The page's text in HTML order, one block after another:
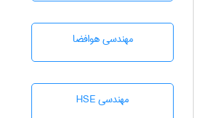
مهندسی هوافضا
مهندسی HSE